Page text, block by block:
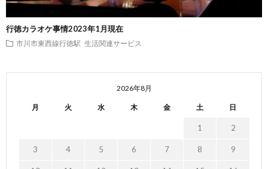
行徳カラオケ事情2023年1月現在
市川市東西線行徳駅 生活関連サービス
2026年8月
月 火 水 木 金 土 日
1 2
3 4 5 6 7 8 9